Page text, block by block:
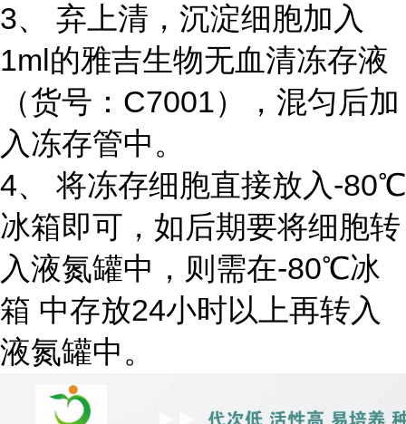
3、 弃上清，沉淀细胞加入
1ml的雅吉生物无血清冻存液
（货号：C7001），混匀后加
入冻存管中。
4、 将冻存细胞直接放入-80℃
冰箱即可，如后期要将细胞转
入液氮罐中，则需在-80℃冰
箱 中存放24小时以上再转入
液氮罐中。